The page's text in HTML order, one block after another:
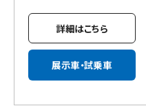
詳細はこちら
展示車・試乗車